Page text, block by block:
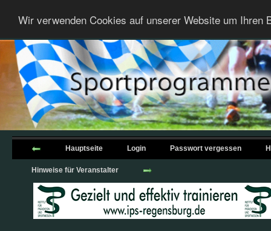
Wir verwenden Cookies auf unserer Website um
Hauptseite Login Passwort vergessen
Hinweise für Veranstalter